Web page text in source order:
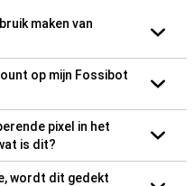
maken van
op mijn Fossibot
pixel in het
is dit?
wordt dit gedekt